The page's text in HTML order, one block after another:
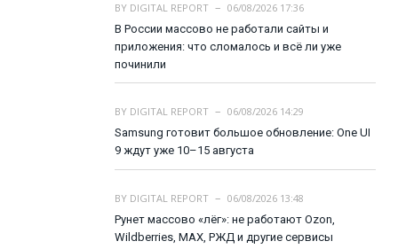
BY DIGITAL REPORT
06/08/2026 17:36
В России массово не работали сайты и
приложения: что сломалось и всё ли уже
починили
BY DIGITAL REPORT
06/08/2026 14:29
Samsung готовит большое обновление: One UI
9 ждут уже 10–15 августа
BY DIGITAL REPORT
06/08/2026 13:48
Рунет массово «лёг»: не работают Ozon,
Wildberries, MAX, РЖД и другие сервисы